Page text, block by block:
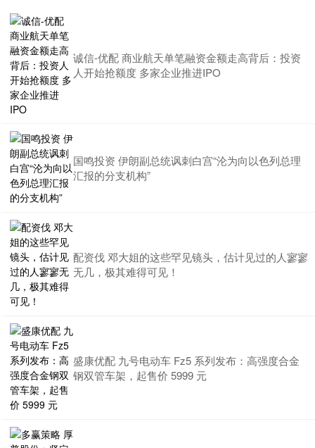
诚信-优配 商业航天单笔融资金额走高背后：投资
人开始抢额度 多家企业推进IPO
国鸣投资 伊朗副总统讽刺白宫“沦为向以色列总理
汇报的分支机构”
配资伐 邓大姐的这些罕见镜头，估计见过的人寥寥
无几，极其难得可见！
盛康优配 九号电动车 Fz5 系列发布：高强度合金
钢双管车架，起售价 5999 元